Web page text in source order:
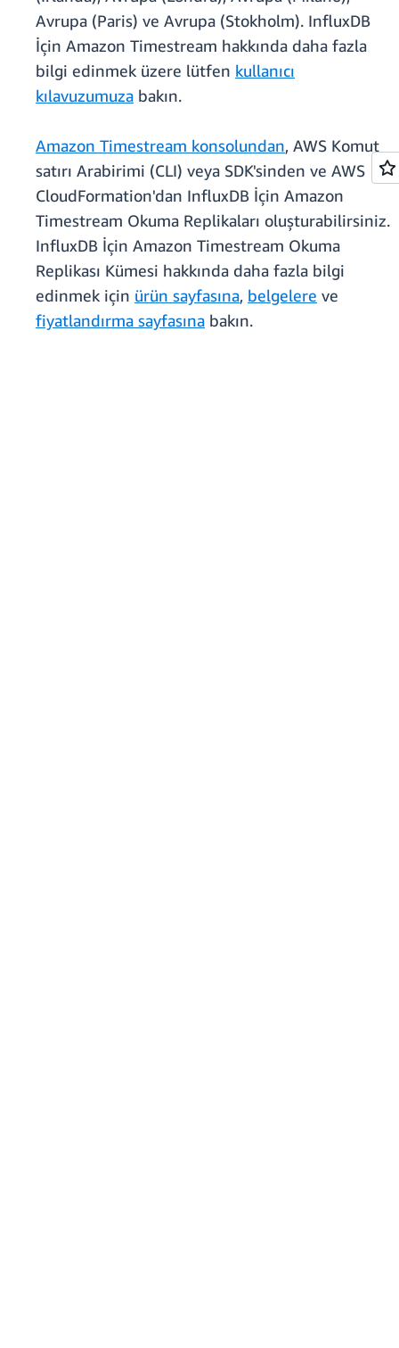
Avrupa (Paris) ve Avrupa (Stokholm). InfluxDB
İçin Amazon Timestream hakkında daha fazla
bilgi edinmek üzere lütfen kullanıcı
kılavuzumuza bakın.
Amazon Timestream konsolundan, AWS Komut
satırı Arabirimi (CLI) veya SDK'sinden ve AWS
CloudFormation'dan InfluxDB İçin Amazon
Timestream Okuma Replikaları oluşturabilirsiniz.
InfluxDB İçin Amazon Timestream Okuma
Replikası Kümesi hakkında daha fazla bilgi
edinmek için ürün sayfasına, belgelere ve
fiyatlandırma sayfasına bakın.